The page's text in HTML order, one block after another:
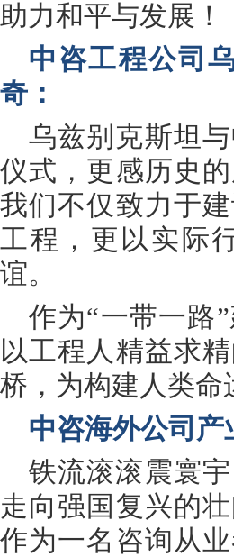
助力和平与发展！
中咨工程公司
奇：
乌兹别克斯坦
仪式，更感历史
我们不仅致力于
工程，更以实际
谊。
作为“一带一路
以工程人精益求
桥，为构建人类命
中咨海外公司
铁流滚滚震寰
走向强国复兴的
作为一名咨询从